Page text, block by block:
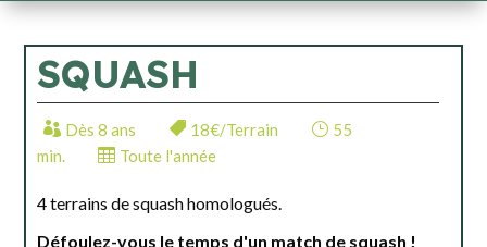
SQUASH
Dès 8 ans 18€/Terrain
55
min.
Toute l'année
4 terrains de squash homologués.
Défoulez-vous le temps d'un match de squash !